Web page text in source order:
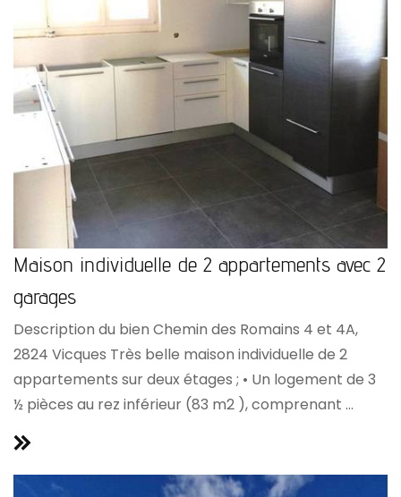
Maison individuelle de 2 appartements avec 2
garages
Description du bien Chemin des Romains 4 et 4A,
2824 Vicques Très belle maison individuelle de 2
appartements sur deux étages ; • Un logement de 3
½ pièces au rez inférieur (83 m2 ), comprenant ...